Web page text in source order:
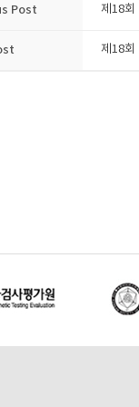
Post 제18회
제18회